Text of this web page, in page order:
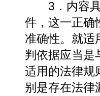
3．内容具
件，这一正确
准确性。就适
判依据应当是
适用的法律规
别是存在法律